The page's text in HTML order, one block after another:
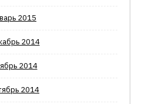
2015
2014
2014
2014